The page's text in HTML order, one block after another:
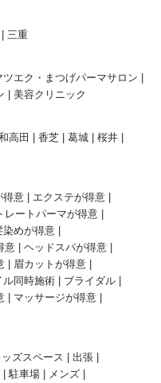
三重
ツエク・まつげパーマサロン
美容クリニック
高田 香芝 葛城
桜井
得意
エクステが得意
レートパーマが得意
染めが得意
意
ヘッドスパが得意
眉カットが得意
ル同時施術
ブライダル
マッサージが得意
ズスペース
出張
駐車場
メンズ